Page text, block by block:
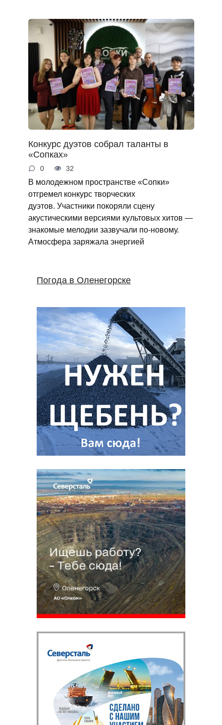
Конкурс дуэтов собрал таланты в
«Сопках»
0 32
В молодежном пространстве «Сопки»
отгремел конкурс творческих
дуэтов. Участники покоряли сцену
акустическими версиями культовых хитов —
знакомые мелодии зазвучали по‑новому.
Атмосфера заряжала энергией
Погода в Оленегорске